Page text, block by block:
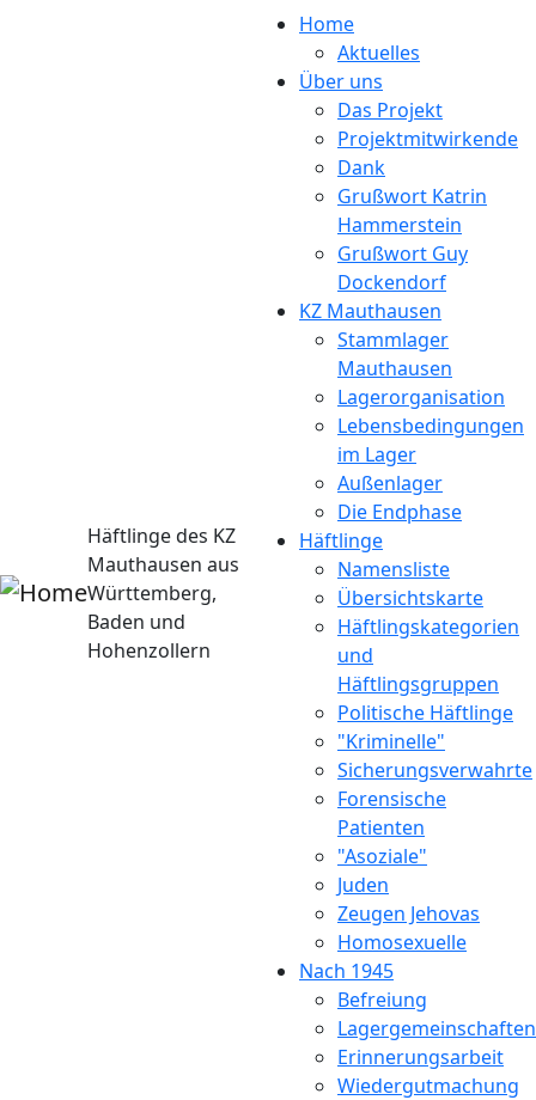
Häftlinge des KZ
Mauthausen aus
Württemberg,
Baden und
Hohenzollern
Home
Aktuelles
Über uns
Das Projekt
Projektmitwirkende
Dank
Grußwort Katrin
Hammerstein
Grußwort Guy
Dockendorf
KZ Mauthausen
Stammlager
Mauthausen
Lagerorganisation
Lebensbedingungen
im Lager
Außenlager
Die Endphase
Häftlinge
Namensliste
Übersichtskarte
Häftlingskategorien
und
Häftlingsgruppen
Politische Häftlinge
"Kriminelle"
Sicherungsverwahrte
Forensische
Patienten
"Asoziale"
Juden
Zeugen Jehovas
Homosexuelle
Nach 1945
Befreiung
Lagergemeinschaften
Erinnerungsarbeit
Wiedergutmachung